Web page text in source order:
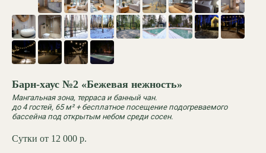
Барн-хаус №2 «Бежевая нежность»
Мангальная зона, терраса и банный чан.
до 4 гостей, 65 м² + бесплатное посещение подогреваемого
бассейна под открытым небом среди сосен.
Сутки от 12 000 р.